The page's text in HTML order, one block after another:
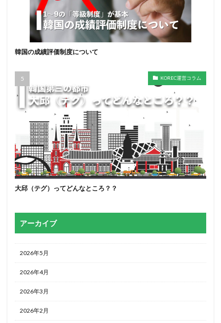
韓国の成績評価制度について
KOREC運営コラム
大邱（テグ）ってどんなところ？？
アーカイブ
2026年5月
2026年4月
2026年3月
2026年2月